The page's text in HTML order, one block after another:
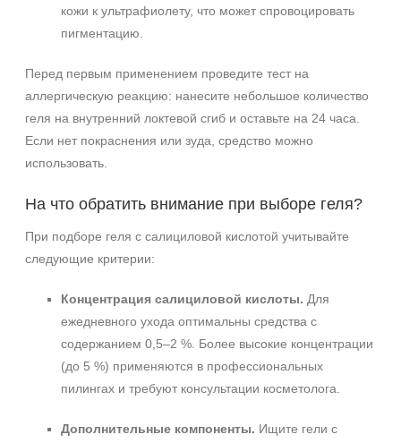
кожи к ультрафиолету, что может спровоцировать
пигментацию.
Перед первым применением проведите тест на
аллергическую реакцию: нанесите небольшое количество
геля на внутренний локтевой сгиб и оставьте на 24 часа.
Если нет покраснения или зуда, средство можно
использовать.
На что обратить внимание при выборе геля?
При подборе геля с салициловой кислотой учитывайте
следующие критерии:
Концентрация салициловой кислоты. Для
ежедневного ухода оптимальны средства с
содержанием 0,5–2 %. Более высокие концентрации
(до 5 %) применяются в профессиональных
пилингах и требуют консультации косметолога.
Дополнительные компоненты. Ищите гели с